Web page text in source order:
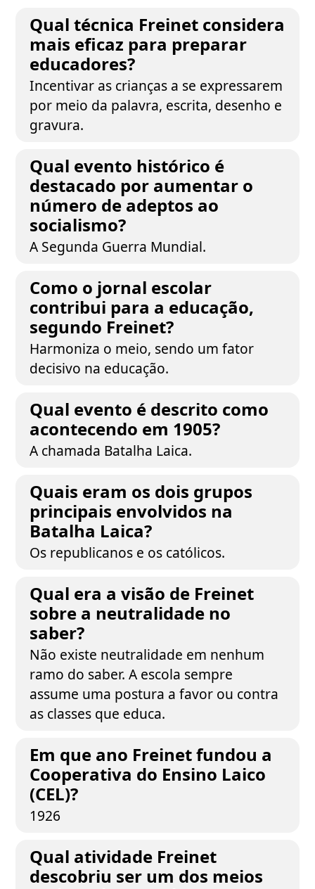
Qual técnica Freinet considera
mais eficaz para preparar
educadores?
Incentivar as crianças a se expressarem
por meio da palavra, escrita, desenho e
gravura.
Qual evento histórico é
destacado por aumentar o
número de adeptos ao
socialismo?
A Segunda Guerra Mundial.
Como o jornal escolar
contribui para a educação,
segundo Freinet?
Harmoniza o meio, sendo um fator
decisivo na educação.
Qual evento é descrito como
acontecendo em 1905?
A chamada Batalha Laica.
Quais eram os dois grupos
principais envolvidos na
Batalha Laica?
Os republicanos e os católicos.
Qual era a visão de Freinet
sobre a neutralidade no
saber?
Não existe neutralidade em nenhum
ramo do saber. A escola sempre
assume uma postura a favor ou contra
as classes que educa.
Em que ano Freinet fundou a
Cooperativa do Ensino Laico
(CEL)?
1926
Qual atividade Freinet
descobriu ser um dos meios